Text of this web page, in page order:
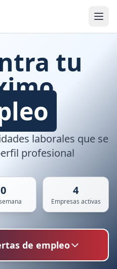
tu
laborales que se
profesional
0 4
Empresas activas
de empleo